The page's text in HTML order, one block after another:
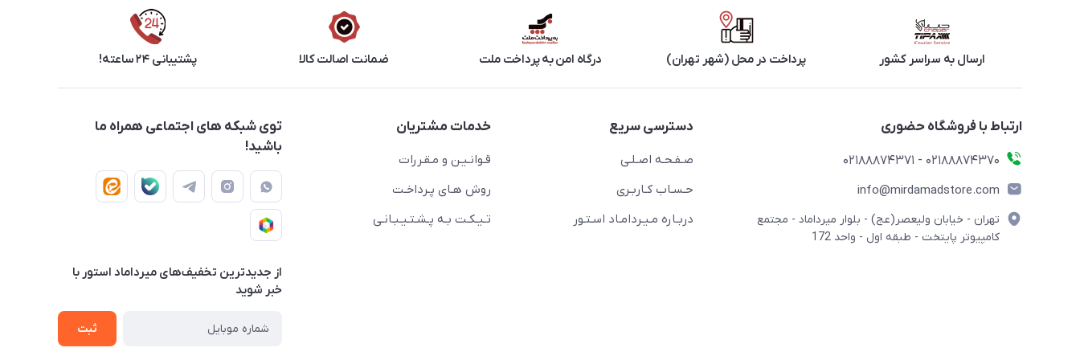
ارسال به سراسر کشور پرداخت در محل (شهر تهران) درگاه امن به پرداخت ملت ضمانت اصالت کالا پشتیبانی ۲۴ ساعته!
ارتباط با فروشگاه حضوری
02188874370 - 02188874371
info@mirdamadstore.com
تهران - خیابان ولیعصر(عج) - بلوار میرداماد - مجتمع
کامپیوتر پایتخت - طبقه اول - واحد 172
دسترسی سریع
صـفـحـه اصـلـی
حـسـاب کـاربـری
دربـاره مـیـردامـاد اسـتـور
خدمات مشتریان
قـوانـیـن و مـقـررات
روش هـای پـرداخـت
تـیـکـت بـه پـشـتـیـبـانـی
توی شبکه های اجتماعی همراه ما
باشید!
از جدید‌ترین تخفیف‌های میرداماد استور با‌
خبر شوید
ثبت